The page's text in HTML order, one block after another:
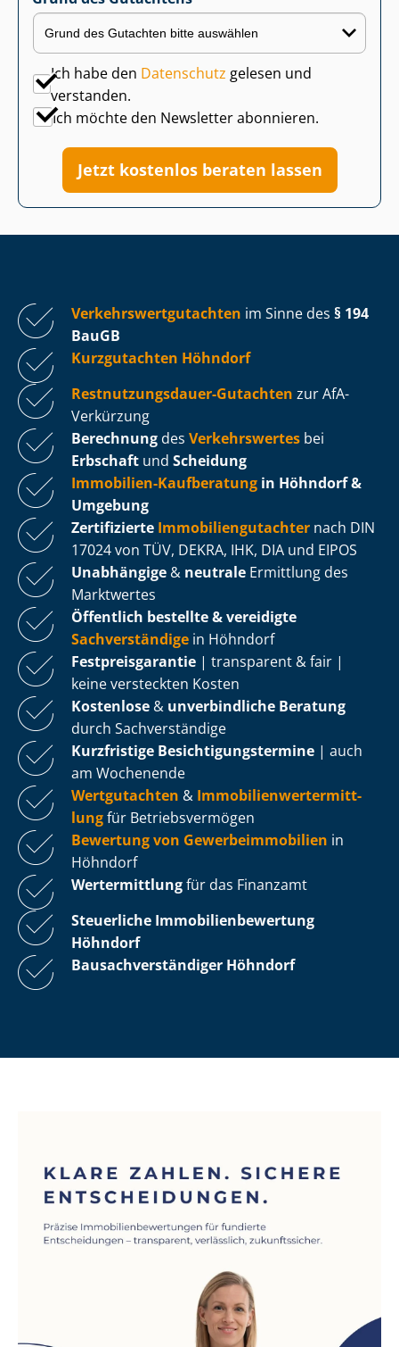
Ich habe den Datenschutz gelesen und
verstanden.
Ich möchte den Newsletter abonnieren.
Jetzt kostenlos beraten lassen
Ver­kehrs­wert­gut­ach­ten im Sinne des § 194
BauGB
Kurzgutachten Höhndorf
Rest­nut­zungs­dau­er-Gutachten zur AfA-
Verkürzung
Berechnung des Verkehrswertes bei
Erbschaft und Scheidung
Immobilien-Kaufberatung in Höhndorf &
Umgebung
Zertifizierte Im­mo­bi­li­en­gut­ach­ter nach DIN
17024 von TÜV, DEKRA, IHK, DIA und EIPOS
Unabhängige & neutrale Ermittlung des
Marktwertes
Öffentlich bestellte & vereidigte
Sachverständige in Höhndorf
Fest­preis­ga­ran­tie | transparent & fair |
keine versteckten Kosten
Kostenlose & unverbindliche Beratung
durch Sachverständige
Kurzfristige Be­sich­ti­gungs­ter­mi­ne | auch
am Wochenende
Wertgutachten & Im­mo­bi­li­en­wert­ermitt­
lungfür Be­triebs­ver­mö­gen
Bewertung von Ge­wer­be­im­mo­bi­li­en in
Höhndorf
Wertermittlungfür das Finanzamt
Steuerliche Im­mo­bi­li­en­be­wer­tung
Höhndorf
Bau­sach­ver­stän­di­ger Höhndorf